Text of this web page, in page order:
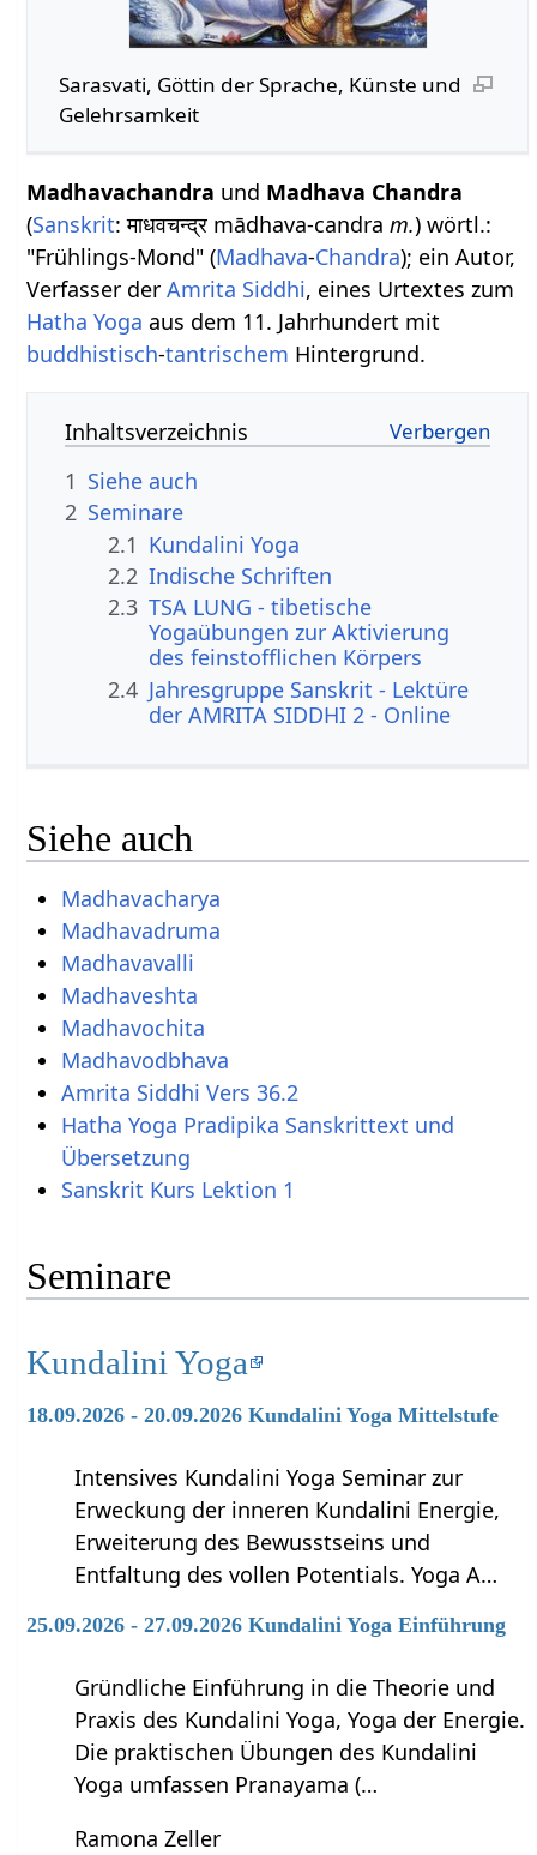
Sarasvati, Göttin der Sprache, Künste und
Gelehrsamkeit
Madhavachandra und Madhava Chandra
(Sanskrit: माधवचन्द्र mādhava-candram.) wörtl.:
"Frühlings-Mond" (Madhava-Chandra); ein Autor,
Verfasser derAmrita Siddhi, eines Urtextes zum
Hatha Yoga aus dem 11. Jahrhundert mit
buddhistisch-tantrischem Hintergrund.
Inhaltsverzeichnis
1 Siehe auch
2 Seminare
2.1 Kundalini Yoga
2.2 Indische Schriften
2.3 TSA LUNG - tibetische
Yogaübungen zur Aktivierung
des feinstofflichen Körpers
2.4 Jahresgruppe Sanskrit - Lektüre
der AMRITA SIDDHI 2 - Online
Siehe auch
Madhavacharya
Madhavadruma
Madhavavalli
Madhaveshta
Madhavochita
Madhavodbhava
Amrita Siddhi Vers 36.2
Hatha Yoga Pradipika Sanskrittext und
Übersetzung
Sanskrit Kurs Lektion 1
Seminare
Kundalini Yoga
18.09.2026 - 20.09.2026 Kundalini Yoga Mittelstufe
Intensives Kundalini Yoga Seminar zur
Erweckung der inneren Kundalini Energie,
Erweiterung des Bewusstseins und
Entfaltung des vollen Potentials. Yoga A…
25.09.2026 - 27.09.2026 Kundalini Yoga Einführung
Gründliche Einführung in die Theorie und
Praxis des Kundalini Yoga, Yoga der Energie.
Die praktischen Übungen des Kundalini
Yoga umfassen Pranayama (…
Ramona Zeller